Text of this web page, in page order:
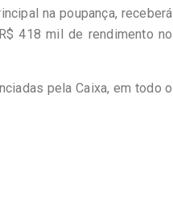
na poupança, receberá
418 mil de rendimento no
pela Caixa, em todo o